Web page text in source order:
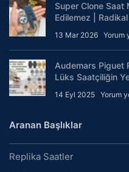
Super Clone Saat
Edilemez |
13 Mar 2026 Yorum
Audemars Piguet
Lüks Saatçiliğin
14 Eyl 2025 Yorum
Aranan Başlıklar
Replika Saatler